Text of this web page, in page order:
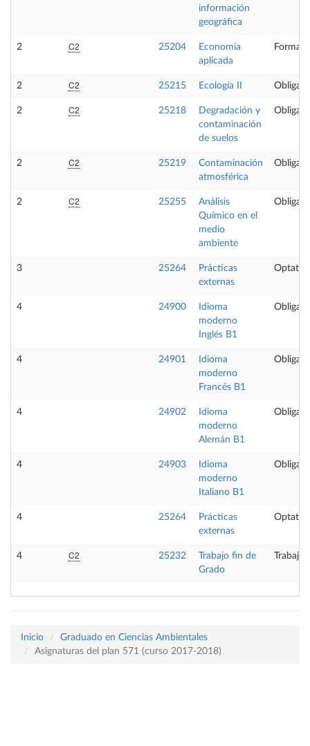
información
geográfica
2 C2 25204
Economía
aplicada
2 C2 25215 Ecología II
2 C2 25218
Degradación y
contaminación
de suelos
2 C2 25219
Contaminación
atmosférica
2 C2 25255
Análisis
Químico en el
medio
ambiente
3 25264
Prácticas
externas
4 24900
Idioma
moderno
Inglés B1
4 24901
Idioma
moderno
Francés B1
4 24902
Idioma
moderno
Alemán B1
4 24903
Idioma
moderno
Italiano B1
4 25264
Prácticas
externas
4 C2 25232
Trabajo fin de
Grado
Inicio
Graduado en Ciencias Ambientales
Asignaturas del plan 571 (curso 2017-2018)